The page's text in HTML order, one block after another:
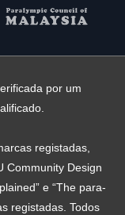
por um
registadas,
Community Design
e “The para-
registadas. Todos